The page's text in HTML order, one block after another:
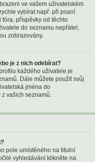
ve vašem uživatelském
vybírat např. při psaní
příspěvky od těchto
do seznamu nepřátel,
zobrazovány.
je z nich odebírat?
každého uživatele je
Dále můžete použít svůj
jména do
vašich seznamů.
pole umístěného na titulní
vyhledávání klikněte na